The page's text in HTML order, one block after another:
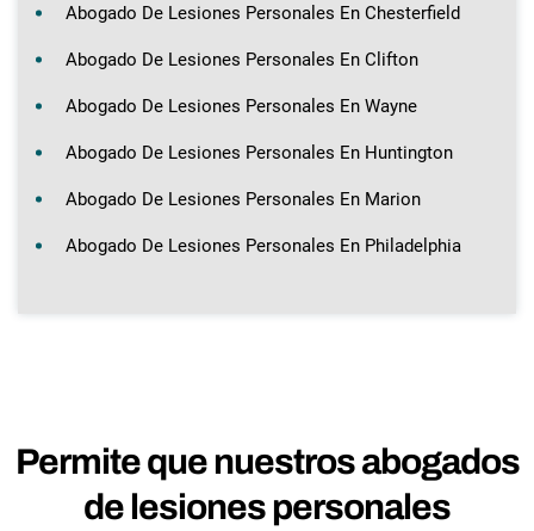
Abogado De Lesiones Personales En Chesterfield
Abogado De Lesiones Personales En Clifton
Abogado De Lesiones Personales En Wayne
Abogado De Lesiones Personales En Huntington
Abogado De Lesiones Personales En Marion
Abogado De Lesiones Personales En Philadelphia
Permite que nuestros abogados
de lesiones personales